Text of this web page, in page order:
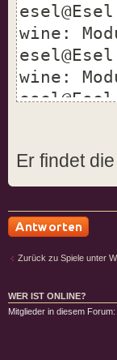
wine:
wine:
Arts/
bash: cd:
Arts/
wine:
Er findet
Zurück zu Spiele unter
WER IST ONLINE?
Mitglieder in diesem